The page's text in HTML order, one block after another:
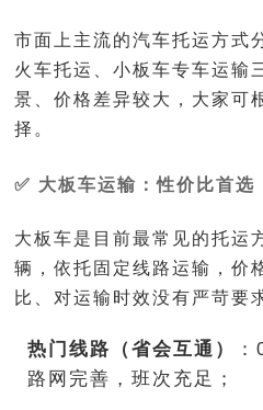
市面上主流的汽车托运方式
火车托运、小板车专车运输
景、价格差异较大，大家可
择。
✅ 大板车运输：性价比首选
大板车是目前最常见的托运
辆，依托固定线路运输，价
比、对运输时效没有严苛要
热门线路（省会互通）
路网完善，班次充足；